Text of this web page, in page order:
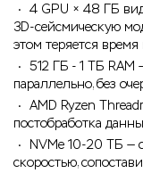
4 GPU × 48 ГБ
3D-сейсмическую
этом теряется
512 ГБ - 1 ТБ RAM
параллельно, без
AMD Ryzen
постобработка
NVMe 10-20 ТБ —
скоростью,